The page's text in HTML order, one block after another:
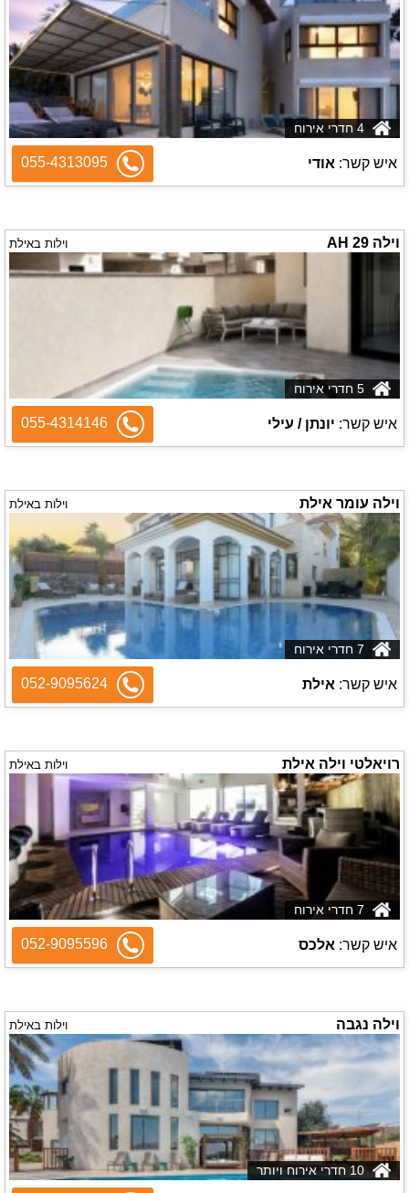
איש קשר: אודי 055-4313095
וילה 29 AH וילות באילת
איש קשר: יונתן / עילי 055-4314146
וילה עומר אילת וילות באילת
איש קשר: אילת 052-9095624
רויאלטי וילה אילת וילות באילת
איש קשר: אלכס 052-9095596
וילה נגבה וילות באילת
10 חדרי אירוח ויותר